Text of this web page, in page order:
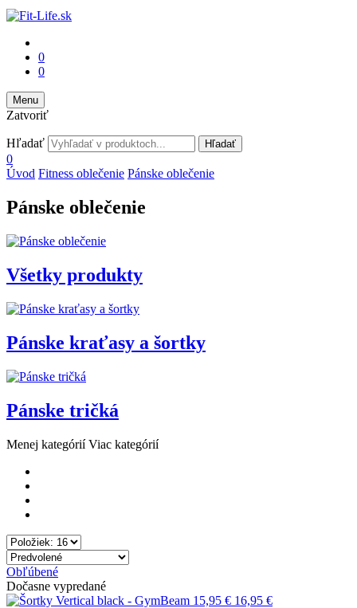
0
0
Menu
Zatvoriť
Hľadať Hľadať
0
Úvod Fitness oblečenie Pánske oblečenie
Pánske oblečenie
Všetky produkty
Pánske kraťasy a šortky
Pánske tričká
Menej kategórií Viac kategórií
Obľúbené
Dočasne vypredané
15,95 € 16,95 €